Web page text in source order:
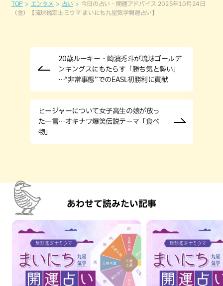
TOP エンタメ 占い
今日の占い・開運アドバイス 2025年10月24日
（金）【琉球鑑定士ミウマ まいにち九星気学開運占い】
20歳ルーキー・崎濱秀斗が琉球ゴールデ
ンキングスにもたらす「勝ち気と勢い」
…“非常事態”でのEASL初勝利に貢献
ヒージャーについて女子高生の娘が放っ
た一言…オキナワ爆笑伝説テーマ「食べ
物」
あわせて読みたい記事